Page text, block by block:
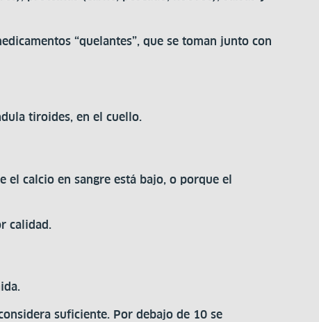
“quelantes”, que se toman junto con
tiroides, en el cuello.
calcio en sangre está bajo, o porque el
calidad.
suficiente. Por debajo de 10 se